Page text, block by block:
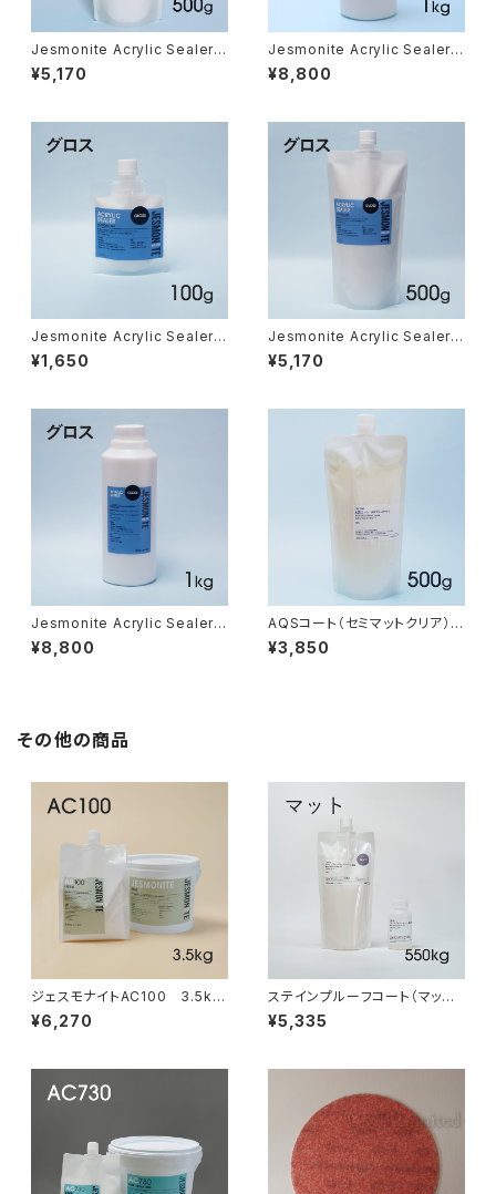
Jesmonite Acrylic Sealer 5
00g（コーティング剤 500g）
¥5,170
Jesmonite Acrylic Sealer 1
kg（コーティング剤 1kg）
¥8,800
Jesmonite Acrylic Sealer g
loss 100g（グロス・コーティン
グ 100g）
¥1,650
Jesmonite Acrylic Sealer g
loss 500g（グロス・コーティン
グ 500g）
¥5,170
Jesmonite Acrylic Sealer g
loss 1kg（グロス・コーティング
1kg）
¥8,800
AQSコート（セミマットクリア） 5
00g
¥3,850
その他の商品
ジェスモナイトAC100 3.5kg
セット
¥6,270
ステインプルーフコート（マット）
550g
¥5,335